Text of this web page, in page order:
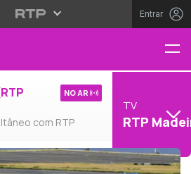
Entrar
com RTP
NO AR
TV
RTP